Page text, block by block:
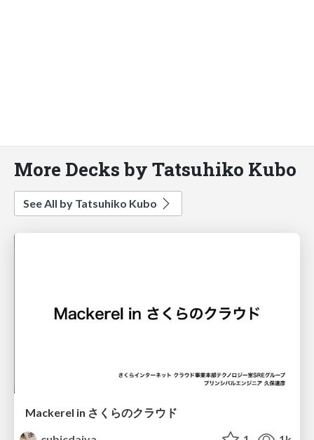
More Decks by Tatsuhiko Kubo
See All by Tatsuhiko Kubo
Mackerel in さくらのクラウド